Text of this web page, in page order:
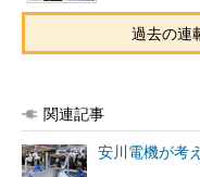
過去の連
関連記事
安川電機が考